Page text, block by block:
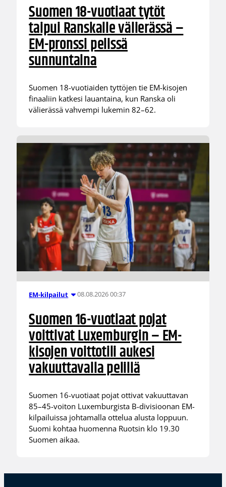
Suomen 18-vuotiaat tytöt
taipui Ranskalle välierässä –
EM-pronssi pelissä
sunnuntaina
Suomen 18-vuotiaiden tyttöjen tie EM-kisojen
finaaliin katkesi lauantaina, kun Ranska oli
välierässä vahvempi lukemin 82–62.
EM-kilpailut 08.08.2026 00:37
Suomen 16-vuotiaat pojat
voittivat Luxemburgin – EM-
kisojen voittotili aukesi
vakuuttavalla pelillä
Suomen 16-vuotiaat pojat ottivat vakuuttavan
85–45-voiton Luxemburgista B-divisioonan EM-
kilpailuissa johtamalla ottelua alusta loppuun.
Suomi kohtaa huomenna Ruotsin klo 19.30
Suomen aikaa.